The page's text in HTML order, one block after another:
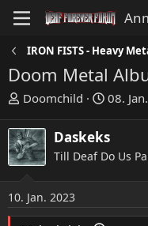
IRON FISTS - Heavy
Doom Metal
E
s
t
e
l
e
Doomchild
E
s
t
e
l
t
08.
Daskeks
Till Deaf Do Us
10. Jan. 2023